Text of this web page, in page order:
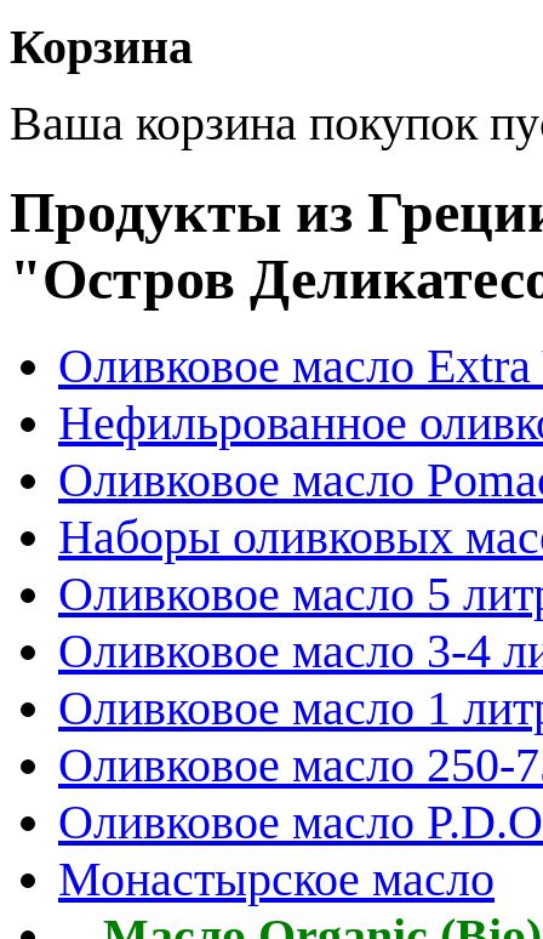
Корзина
Ваша корзина покупок
Продукты из
"Остров
Оливковое масло
Нефильрованное
Оливковое масло
Наборы оливковых
Оливковое масло 5
Оливковое масло 3-4
Оливковое масло 1
Оливковое масло 250-
Оливковое масло
Монастырское масло